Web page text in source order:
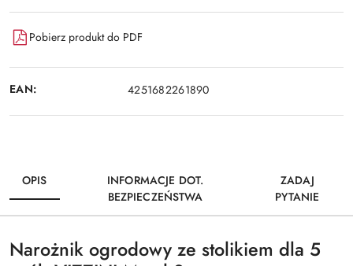
Pobierz produkt do PDF
EAN: 4251682261890
OPIS
INFORMACJE DOT.
BEZPIECZEŃSTWA
ZADAJ
PYTANIE
Narożnik ogrodowy ze stolikiem dla 5